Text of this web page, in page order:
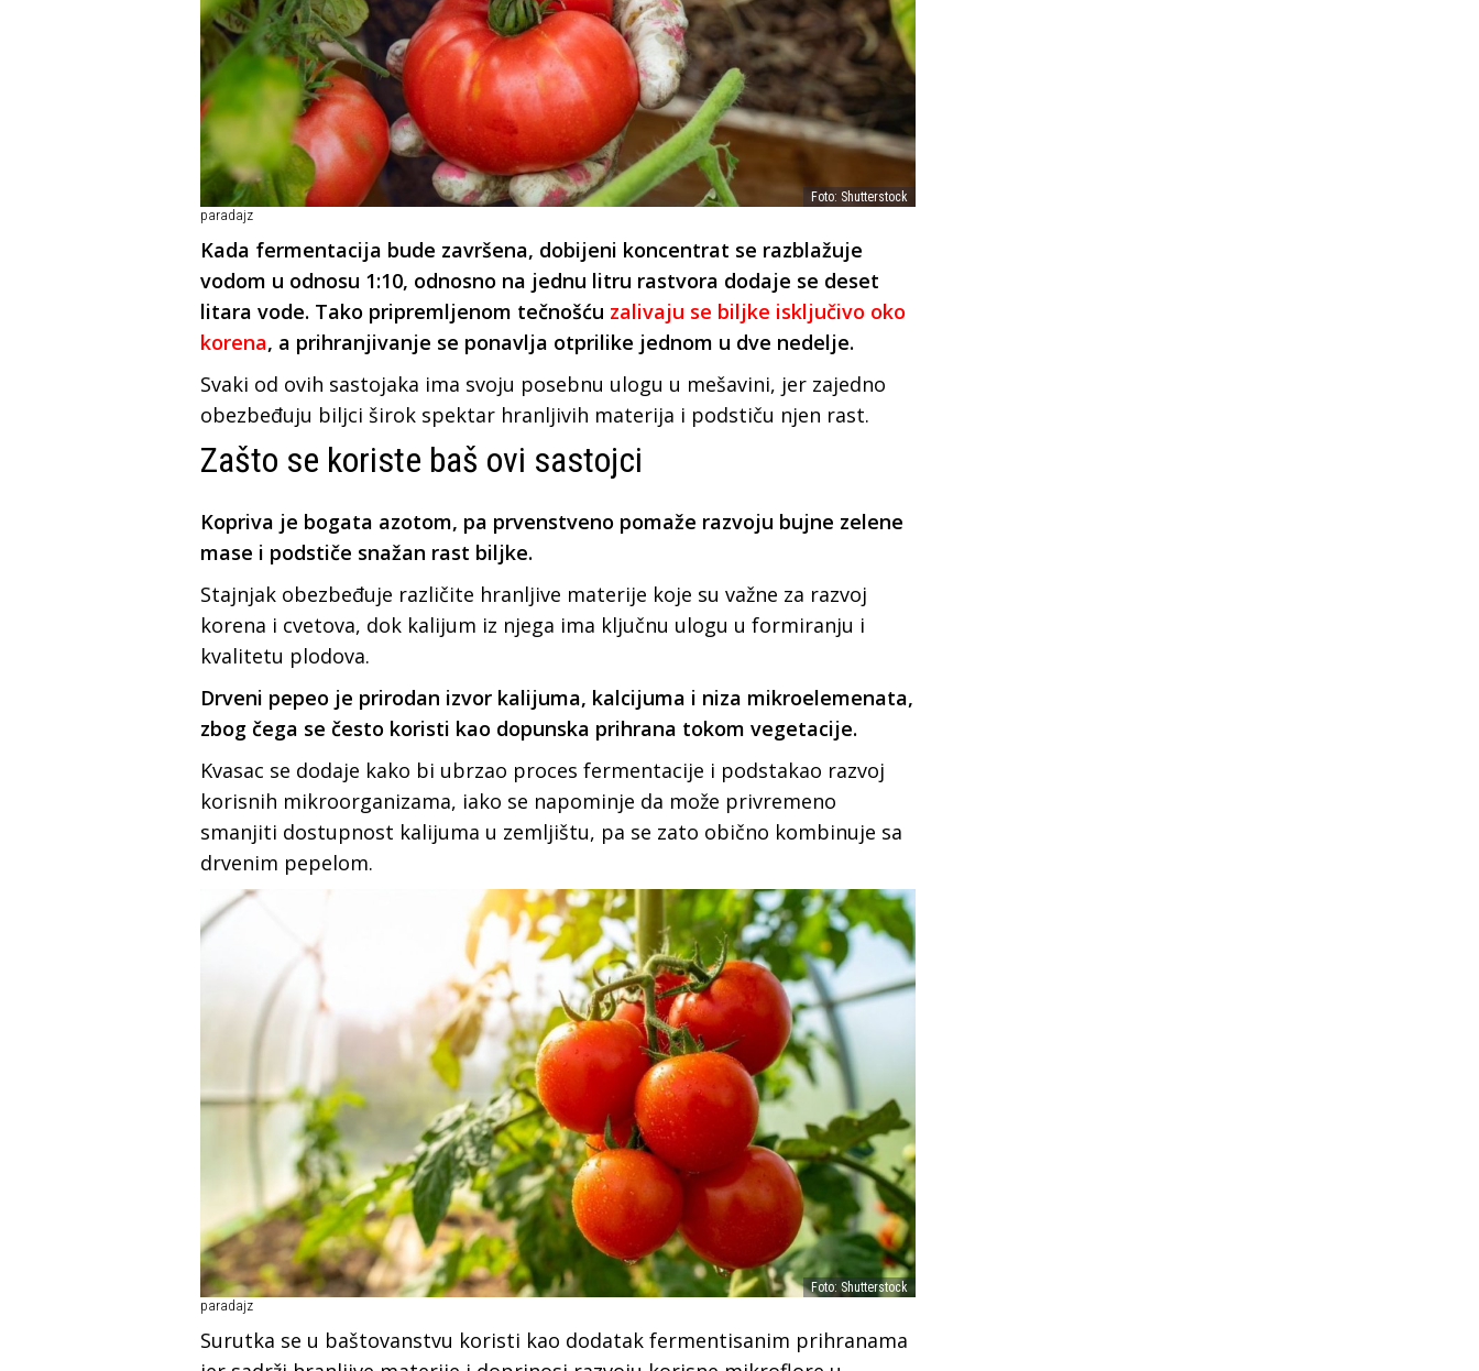
Foto: Shutterstock
paradajz
Kada fermentacija bude završena, dobijeni koncentrat se razblažuje
vodom u odnosu 1:10, odnosno na jednu litru rastvora dodaje se deset
litara vode. Tako pripremljenom tečnošću zalivaju se biljke isključivo oko
korena, a prihranjivanje se ponavlja otprilike jednom u dve nedelje.
Svaki od ovih sastojaka ima svoju posebnu ulogu u mešavini, jer zajedno
obezbeđuju biljci širok spektar hranljivih materija i podstiču njen rast.
Zašto se koriste baš ovi sastojci
Kopriva je bogata azotom, pa prvenstveno pomaže razvoju bujne zelene
mase i podstiče snažan rast biljke.
Stajnjak obezbeđuje različite hranljive materije koje su važne za razvoj
korena i cvetova, dok kalijum iz njega ima ključnu ulogu u formiranju i
kvalitetu plodova.
Drveni pepeo je prirodan izvor kalijuma, kalcijuma i niza mikroelemenata,
zbog čega se često koristi kao dopunska prihrana tokom vegetacije.
Kvasac se dodaje kako bi ubrzao proces fermentacije i podstakao razvoj
korisnih mikroorganizama, iako se napominje da može privremeno
smanjiti dostupnost kalijuma u zemljištu, pa se zato obično kombinuje sa
drvenim pepelom.
Foto: Shutterstock
paradajz
Surutka se u baštovanstvu koristi kao dodatak fermentisanim prihranama